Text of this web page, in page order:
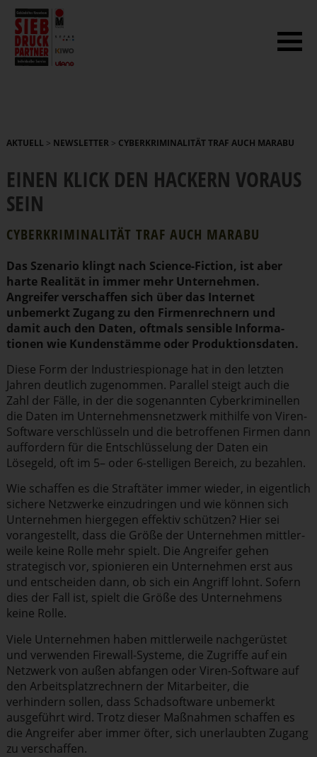
AKTUELL > NEWSLETTER > CYBERKRIMINALITÄT TRAF AUCH MARABU
EINEN KLICK DEN HACKERN VORAUS
SEIN
CYBER­KRI­MI­NA­LITÄT TRAF AUCH MARABU
Das Szenario klingt nach Science-Fiction, ist aber
harte Realität in immer mehr Unternehmen.
Angreifer verschaffen sich über das Internet
unbemerkt Zugang zu den Firmen­rechnern und
damit auch den Daten, oftmals sensible Infor­ma­
tionen wie Kunden­stämme oder Produk­ti­ons­daten.
Diese Form der Indus­trie­spionage hat in den letzten
Jahren deutlich zugenommen. Parallel steigt auch die
Zahl der Fälle, in der die sogenannten Cyber­kri­mi­nellen
die Daten im Unter­neh­mens­netzwerk mithilfe von Viren-
Software verschlüsseln und die betroffenen Firmen dann
auffordern für die Entschlüs­selung der Daten ein
Lösegeld, oft im 5– oder 6-stelligen Bereich, zu bezahlen.
Wie schaffen es die Straftäter immer wieder, in eigentlich
sichere Netzwerke einzu­dringen und wie können sich
Unternehmen hiergegen effektiv schützen? Hier sei
voran­ge­stellt, dass die Größe der Unternehmen mittler­
weile keine Rolle mehr spielt. Die Angreifer gehen
strategisch vor, spionieren ein Unternehmen erst aus
und entscheiden dann, ob sich ein Angriff lohnt. Sofern
dies der Fall ist, spielt die Größe des Unter­nehmens
keine Rolle.
Viele Unternehmen haben mittler­weile nachge­rüstet
und verwenden Firewall-Systeme, die Zugriffe auf ein
Netzwerk von außen abfangen oder Viren-Software auf
den Arbeits­platz­rechnern der Mitarbeiter, die
verhindern sollen, dass Schad­software unbemerkt
ausgeführt wird. Trotz dieser Maßnahmen schaffen es
die Angreifer aber immer öfter, sich unerlaubten Zugang
zu verschaffen.